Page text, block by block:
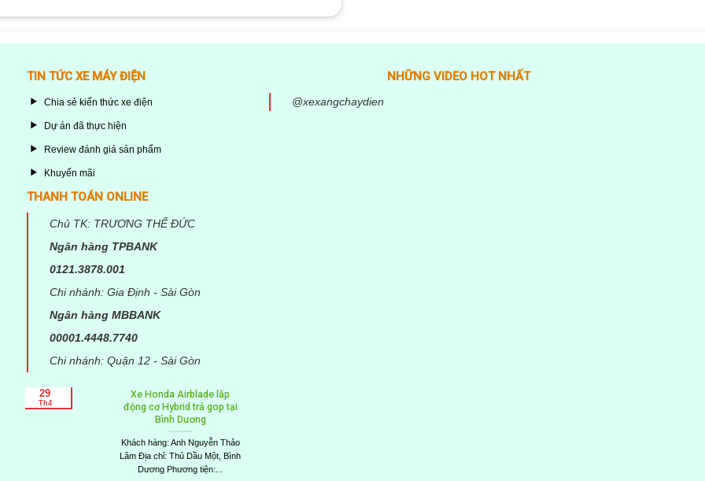
LITHIUM ION 48V – 12 AH (Thương hiệu PIN 365)”
4 trên 5 sao 5 trên 5 sao
TIN TỨC XE MÁY ĐIỆN
Chia sẻ kiến thức xe điện
Dự án đã thực hiện
Review đánh giá sản phẩm
Khuyến mãi
THANH TOÁN ONLINE
Chủ TK: TRƯƠNG THẾ ĐỨC
Ngân hàng TPBANK
0121.3878.001
Chi nhánh: Gia Định - Sài Gòn
Ngân hàng MBBANK
00001.4448.7740
Chi nhánh: Quận 12 - Sài Gòn
Xe Honda Airblade lắp
động cơ Hybrid trả gop tại
Bình Dương
Khách hàng: Anh Nguyễn Thảo
Lâm Địa chỉ: Thủ Dầu Một, Bình
Dương Phương tiện:...
29
Th4
NHỮNG VIDEO HOT NHẤT
@xexangchaydien